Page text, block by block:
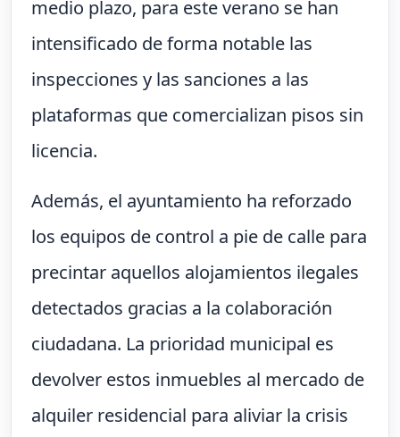
medio plazo, para este verano se han
intensificado de forma notable las
inspecciones y las sanciones a las
plataformas que comercializan pisos sin
licencia.
Además, el ayuntamiento ha reforzado
los equipos de control a pie de calle para
precintar aquellos alojamientos ilegales
detectados gracias a la colaboración
ciudadana. La prioridad municipal es
devolver estos inmuebles al mercado de
alquiler residencial para aliviar la crisis